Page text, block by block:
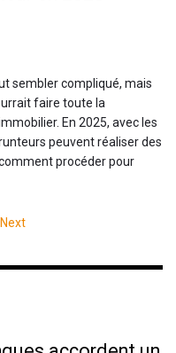
sembler compliqué, mais
faire toute la
En 2025, avec les
peuvent réaliser des
procéder pour
Next